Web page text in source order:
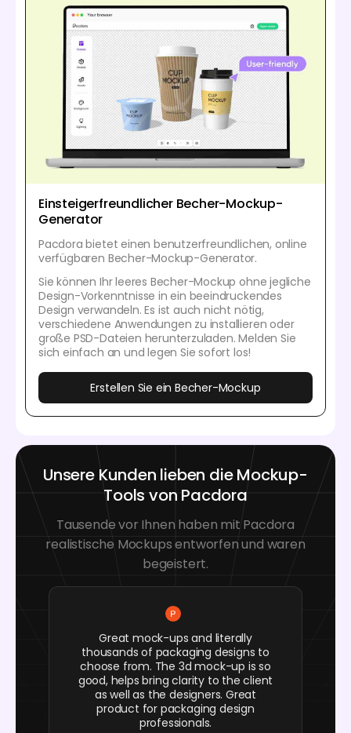
Einsteigerfreundlicher Becher-Mockup-
Generator
Pacdora bietet einen benutzerfreundlichen, online
verfügbaren Becher-Mockup-Generator.
Sie können Ihr leeres Becher-Mockup ohne jegliche
Design-Vorkenntnisse in ein beeindruckendes
Design verwandeln. Es ist auch nicht nötig,
verschiedene Anwendungen zu installieren oder
große PSD-Dateien herunterzuladen. Melden Sie
sich einfach an und legen Sie sofort los!
Erstellen Sie ein Becher-Mockup
Unsere Kunden lieben die Mockup-
Tools von Pacdora
Tausende vor Ihnen haben mit Pacdora
realistische Mockups entworfen und waren
begeistert.
Great mock-ups and literally
thousands of packaging designs to
choose from. The 3d mock-up is so
good, helps bring clarity to the client
as well as the designers. Great
product for packaging design
professionals.